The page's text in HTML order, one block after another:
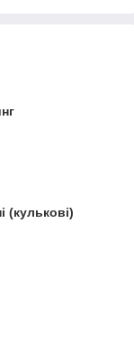
(кулькові)